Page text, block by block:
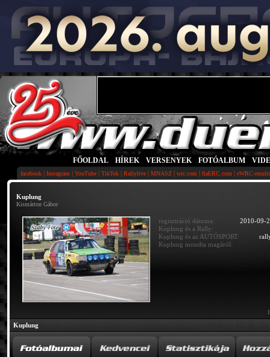
FŐOLDAL HÍREK VERSENYEK FOTÓALBUM
facebook | Instagram | YouTube | TikTok | Rallylive | MNASZ | wrc.com | fiaERC.com | eWRC-
Kuplung
Kismárton Gábor
regisztráció dátuma:
2010-09-
Kuplung és a Rally:
Kuplung és az AUTÓSPORT:
Kuplung mondta magáról:
Kuplung